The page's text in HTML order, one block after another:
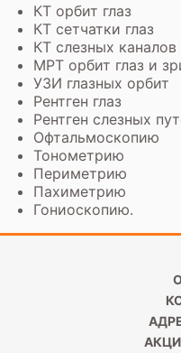
КТ орбит глаз
КТ сетчатки глаз
КТ слезных каналов
МРТ орбит глаз и
УЗИ глазных орбит
Рентген глаз
Рентген слезных
Офтальмоскопию
Тонометрию
Периметрию
Пахиметрию
Гониоскопию.